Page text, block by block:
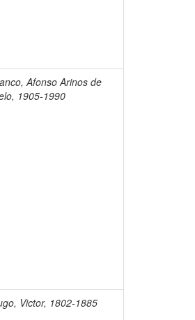
Afonso Arinos de
1905-1990
Victor, 1802-1885